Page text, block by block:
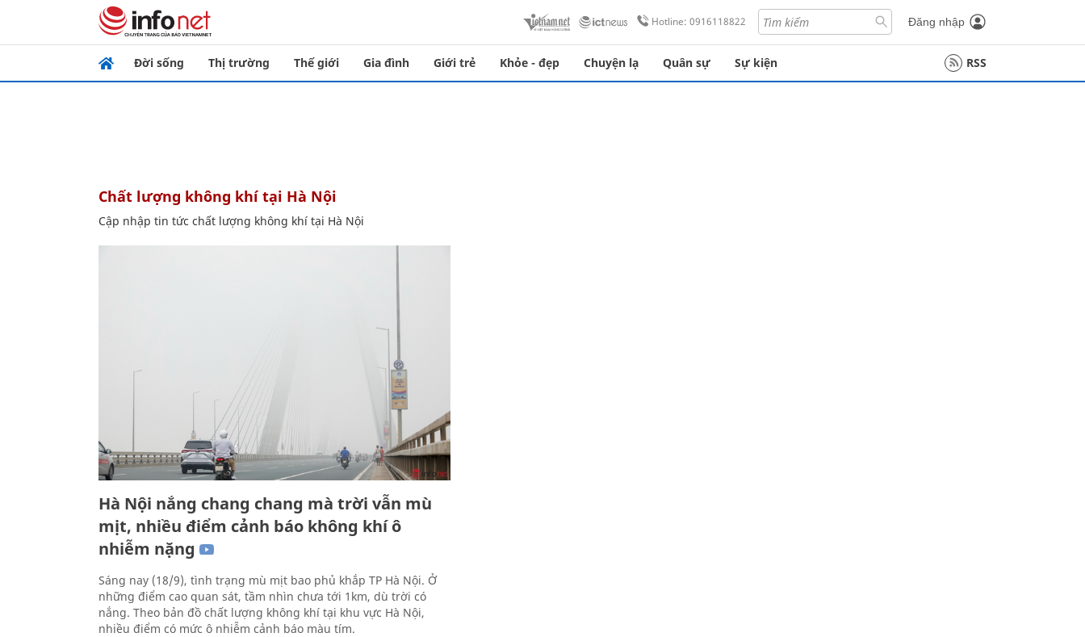
Hotline: 0916118822 Đăng nhập
Đời sống Thị trường Thế giới Gia đình Giới trẻ Khỏe - đẹp Chuyện lạ Quân sự Sự kiện RSS
chất lượng không khí tại Hà Nội
Cập nhập tin tức chất lượng không khí tại Hà Nội
Hà Nội nắng chang chang mà trời vẫn mù
mịt, nhiều điểm cảnh báo không khí ô
nhiễm nặng
Sáng nay (18/9), tình trạng mù mịt bao phủ khắp TP Hà Nội. Ở
những điểm cao quan sát, tầm nhìn chưa tới 1km, dù trời có
nắng. Theo bản đồ chất lượng không khí tại khu vực Hà Nội,
nhiều điểm có mức ô nhiễm cảnh báo màu tím.